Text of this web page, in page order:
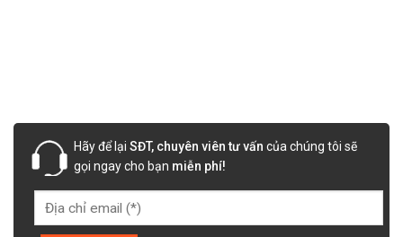
Hãy để lại SĐT, chuyên viên tư vấn của chúng tôi sẽ
gọi ngay cho bạn miễn phí!